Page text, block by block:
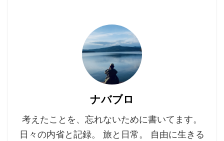
ナバブロ
考えたことを、忘れないために書いてます。
日々の内省と記録。 旅と日常。 自由に生きる